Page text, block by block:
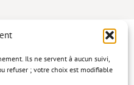
Ils ne servent à aucun suivi,
refuser ; votre choix est modifiable